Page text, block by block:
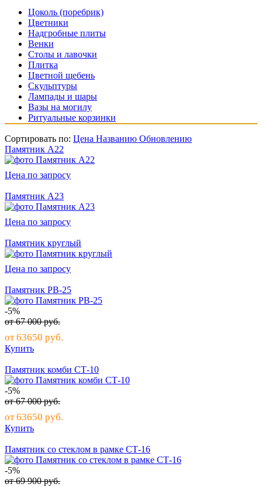
Цоколь (поребрик)
Цветники
Надгробные плиты
Венки
Столы и лавочки
Плитка
Цветной щебень
Скульптуры
Лампады и шары
Вазы на могилу
Ритуальные корзинки
Сортировать по: Цена Названию Обновлению
Памятник А22
Цена по запросу
Памятник А23
Цена по запросу
Памятник круглый
Цена по запросу
Памятник РВ-25
-5%
от67 000руб.
от63650 руб.
Купить
Памятник комби СТ-10
-5%
от67 000руб.
от63650 руб.
Купить
Памятник со стеклом в рамке СТ-16
-5%
от69 900руб.